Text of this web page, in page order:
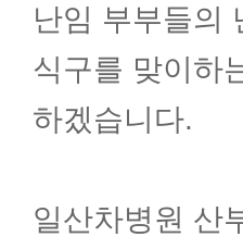
난임 부부들의
식구를 맞이하
하겠습니다.
일산차병원 산